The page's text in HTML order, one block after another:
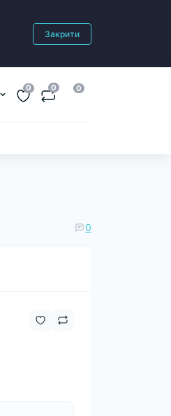
Закрити
0 0 0
0